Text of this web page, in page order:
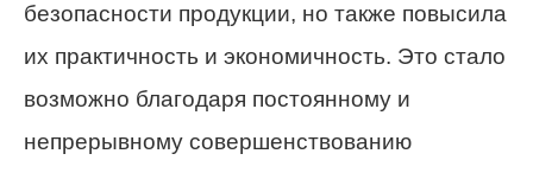
безопасности продукции, но также повысила
их практичность и экономичность. Это стало
возможно благодаря постоянному и
непрерывному совершенствованию